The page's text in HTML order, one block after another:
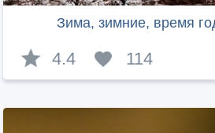
Зима, зимние, время
4.4 114